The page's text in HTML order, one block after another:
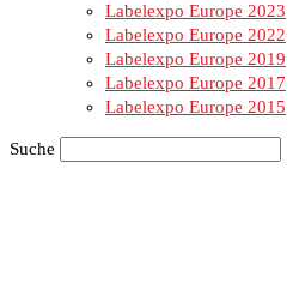
Labelexpo Europe 2023
Labelexpo Europe 2022
Labelexpo Europe 2019
Labelexpo Europe 2017
Labelexpo Europe 2015
Suche